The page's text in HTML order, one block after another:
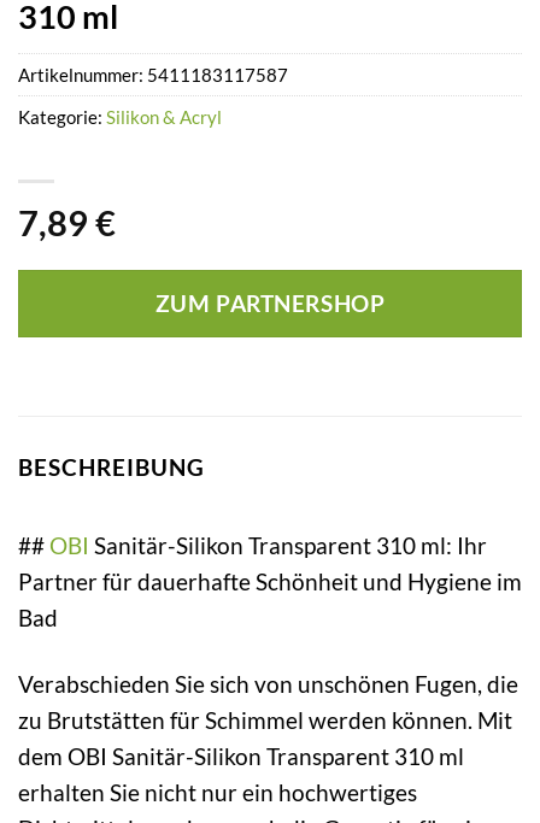
310 ml
7,89 €
ZUM PARTNERSHOP
Artikelnummer: 5411183117587
Kategorie: Silikon & Acryl
BESCHREIBUNG
## OBI Sanitär-Silikon Transparent 310 ml: Ihr
Partner für dauerhafte Schönheit und Hygiene im
Bad
Verabschieden Sie sich von unschönen Fugen, die
zu Brutstätten für Schimmel werden können. Mit
dem OBI Sanitär-Silikon Transparent 310 ml
erhalten Sie nicht nur ein hochwertiges